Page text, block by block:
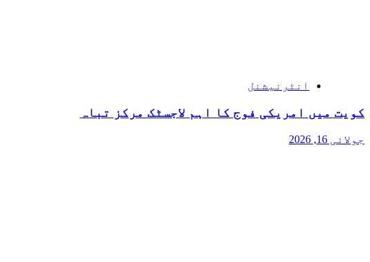
انٹرنیشنل
کویت میں امریکی فوج کا اہم لاجسٹک مرکز تباہ
جولائی 16, 2026